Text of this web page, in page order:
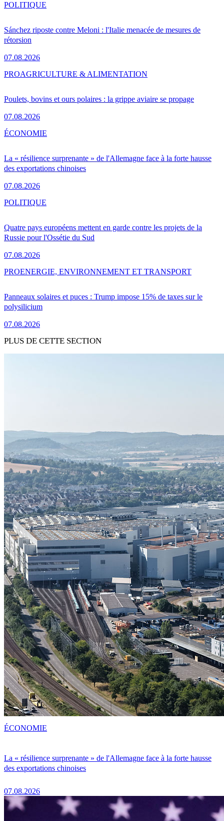
Sánchez riposte contre Meloni : l'Italie menacée de mesures de
rétorsion
07.08.2026
POLITIQUE
Poulets, bovins et ours polaires : la grippe aviaire se propage
07.08.2026
PROAGRICULTURE & ALIMENTATION
La « résilience surprenante » de l'Allemagne face à la forte hausse
des exportations chinoises
07.08.2026
ÉCONOMIE
Quatre pays européens mettent en garde contre les projets de la
Russie pour l'Ossétie du Sud
07.08.2026
POLITIQUE
Panneaux solaires et puces : Trump impose 15% de taxes sur le
polysilicium
07.08.2026
PROENERGIE, ENVIRONNEMENT ET TRANSPORT
PLUS DE CETTE SECTION
La « résilience surprenante » de l'Allemagne face à la forte hausse
des exportations chinoises
07.08.2026
ÉCONOMIE